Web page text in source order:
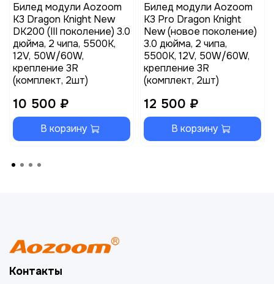
Билед модули Aozoom
K3 Dragon Knight New
DK200 (III поколение) 3.0
дюйма, 2 чипа, 5500K,
12V, 50W/60W,
крепление 3R
(комплект, 2шт)
10 500 ₽
В корзину
Билед модули Aozoom
K3 Pro Dragon Knight
New (новое поколение)
3.0 дюйма, 2 чипа,
5500K, 12V, 50W/60W,
крепление 3R
(комплект, 2шт)
12 500 ₽
В корзину
Контакты